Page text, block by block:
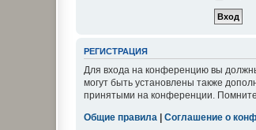
РЕГИСТРАЦИЯ
Для входа на конференцию вы
могут быть установлены также
принятыми на конференции.
Общие правила | Соглашение о